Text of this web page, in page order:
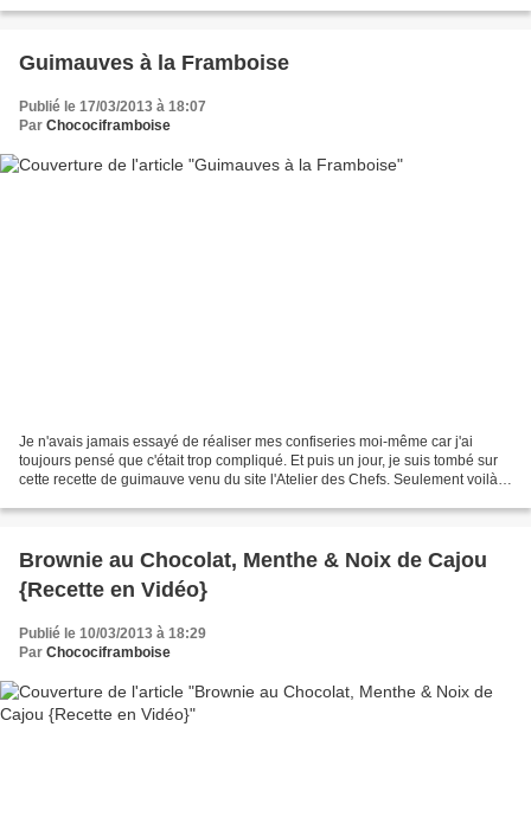
Guimauves à la Framboise
Publié le 17/03/2013 à 18:07
Par Chocociframboise
Je n'avais jamais essayé de réaliser mes confiseries moi-même car j'ai
toujours pensé que c'était trop compliqué. Et puis un jour, je suis tombé sur
cette recette de guimauve venu du site l'Atelier des Chefs. Seulement voilà, il
Brownie au Chocolat, Menthe & Noix de Cajou
{Recette en Vidéo}
Publié le 10/03/2013 à 18:29
Par Chocociframboise